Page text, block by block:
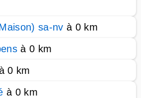
sa-nv à 0 km
à 0 km
0 km
à 0 km